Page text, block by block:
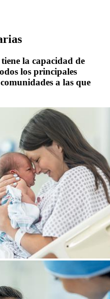
la capacidad de
los principales
a las que